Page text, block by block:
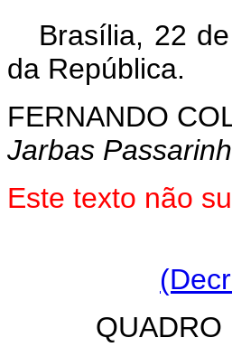
Brasília, 22
da República.
FERNANDO
Jarbas
Este texto não
QUADRO